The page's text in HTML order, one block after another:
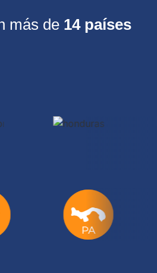
más de14 países